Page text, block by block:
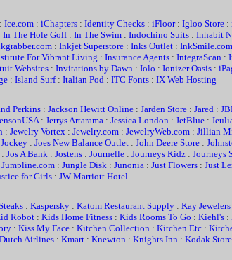
Ice.com : iChapters : Identity Checks : iFloor: Igloo Store :
In The Hole Golf: In The Swim : Indochino Suits : Inhabit
: Inkjet Superstore : Inks Outlet : InkSmile.com
For Vibrant Living : Insurance Agents : IntegraScan :
Websites : Invitations by Dawn : Iolo : Ionizer Oasis :
: Island Surf: Italian Pod : ITC Fonts : IX Web Hosting
Perkins : Jackson Hewitt Online : Jarden Store : Jared :
: Jerrys Artarama : Jessica London : JetBlue :
: Jewelry Vortex : Jewelry.com : JewelryWeb.com : Jillian
Jockey : Joes New Balance Outlet : John Deere Store :
: Jos A Bank : Jostens : Journelle : Journeys Kidz : Journeys
Jumpline.com : Jungle Disk : Junonia : Just Flowers : Just
for Girls : JW Marriott Hotel
: Kaspersky : Katom Restaurant Supply : Kay Jewelers
Robot : Kids Home Fitness : Kids Rooms To Go : Kiehl's :
: Kiss My Face : Kitchen Collection : Kitchen Etc :
Airlines : Kmart : Knewton : Knights Inn : Kodak Store